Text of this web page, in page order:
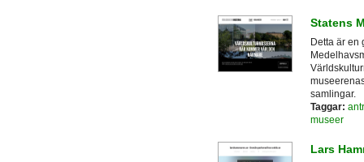
Statens
Detta är en
samlingar.
Taggar:
museer
Lars